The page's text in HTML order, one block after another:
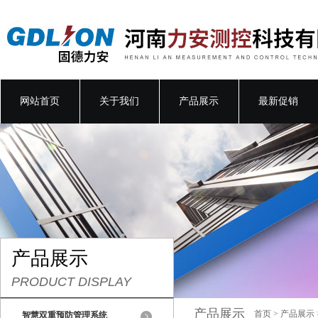
网站首页 关于我们 产品展示 最新促销
产品展示
PRODUCT DISPLAY
智慧双重预防管理系统 产品展示 首页 > 产品展示